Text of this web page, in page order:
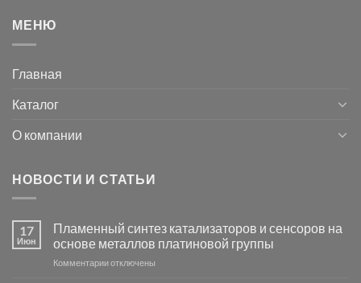
МЕНЮ
Главная
Каталог
О компании
НОВОСТИ И СТАТЬИ
17
Июн
Пламенный синтез катализаторов и сенсоров на
основе металлов платиновой группы
Комментариикотключены